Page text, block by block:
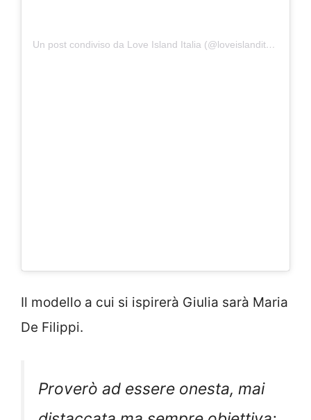
Un post condiviso da Love Island Italia (@loveislanditalia)
Il modello a cui si ispirerà Giulia sarà Maria
De Filippi.
Proverò ad essere onesta, mai